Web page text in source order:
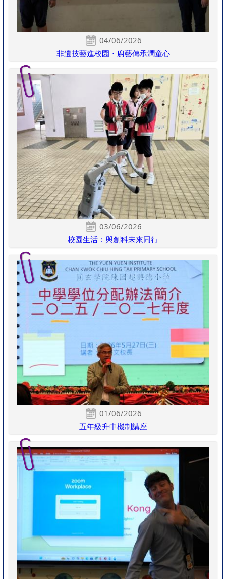
04/06/2026
非遺技藝進校園・廚藝傳承潤童心
03/06/2026
校園生活：與創科未來同行
01/06/2026
五年級升中機制講座